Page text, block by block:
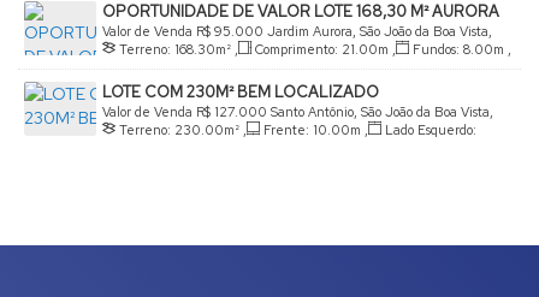
OPORTUNIDADE DE VALOR LOTE 168,30 M² AURORA
R$ 95.000
Valor de Venda
Jardim Aurora, São João da Boa Vista,
São Paulo, Brasil
Terreno: 168.30m² , Comprimento: 21.00m , Fundos: 8.00m ,
Frente: 8.00m , Lado Direito: 21.00m ,
Lado Esquerdo:
21.00m
LOTE COM 230M² BEM LOCALIZADO
R$ 127.000
Valor de Venda
Santo Antônio, São João da Boa Vista,
São Paulo, Brasil
Terreno: 230.00m² , Frente: 10.00m ,
Lado Esquerdo: